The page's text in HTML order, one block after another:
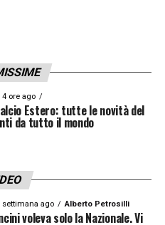
4 ore ago
Estero: tutte le novità del
da tutto il mondo
settimana ago Alberto Petrosilli
voleva solo la Nazionale. Vi